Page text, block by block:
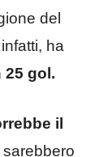
del
ha
25 gol.
i